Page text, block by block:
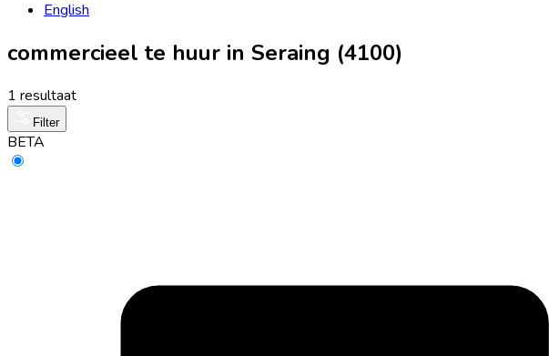
English
commercieel te huur in Seraing (4100)
1 resultaat
Filter
BETA